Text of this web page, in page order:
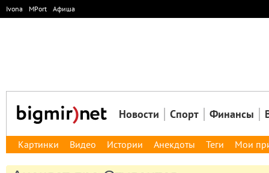
Ivona MPort Афиша
Новости Спорт Финансы
Картинки Видео Истории Анекдоты Теги Мои